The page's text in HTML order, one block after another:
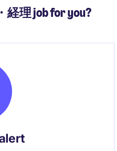
経理 job for you?